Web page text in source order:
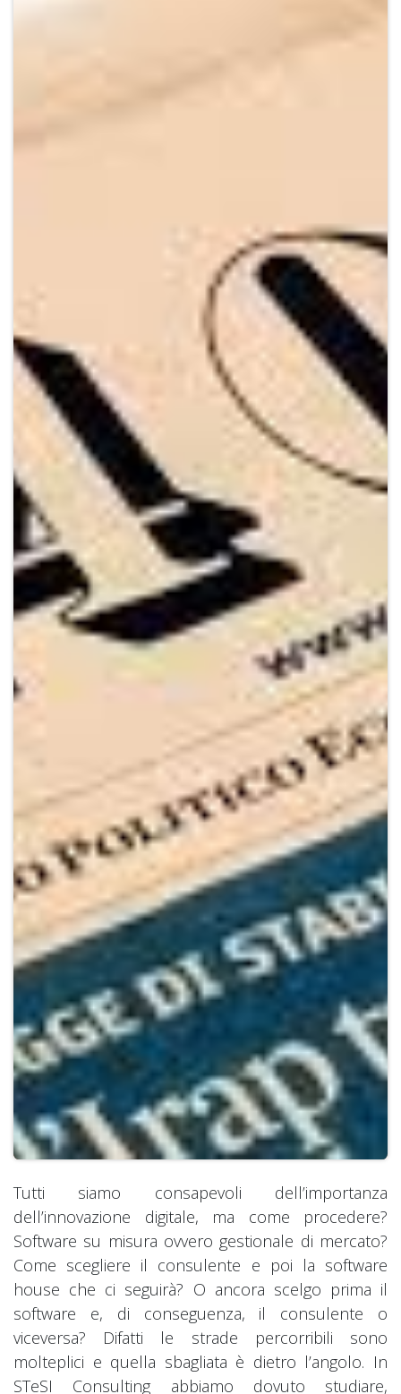
Tutti siamo consapevoli dell’importanza
dell’innovazione digitale, ma come procedere?
Software su misura ovvero gestionale di mercato?
Come scegliere il consulente e poi la software
house che ci seguirà? O ancora scelgo prima il
software e, di conseguenza, il consulente o
viceversa? Difatti le strade percorribili sono
molteplici e quella sbagliata è dietro l’angolo. In
STeSI Consulting abbiamo dovuto studiare,